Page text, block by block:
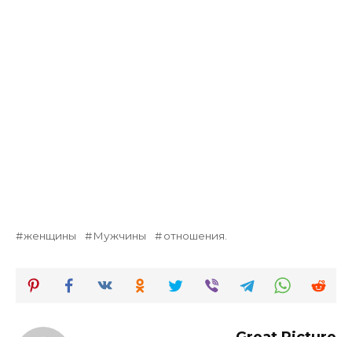
женщины Мужчины отношения.